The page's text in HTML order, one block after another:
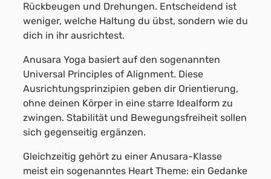
Rückbeugen und Drehungen. Entscheidend ist
weniger, welche Haltung du übst, sondern wie du
dich in ihr ausrichtest.
Anusara Yoga basiert auf den sogenannten
Universal Principles of Alignment. Diese
Ausrichtungsprinzipien geben dir Orientierung,
ohne deinen Körper in eine starre Idealform zu
zwingen. Stabilität und Bewegungsfreiheit sollen
sich gegenseitig ergänzen.
Gleichzeitig gehört zu einer Anusara-Klasse
meist ein sogenanntes Heart Theme: ein Gedanke